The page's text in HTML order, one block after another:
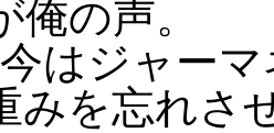
俺の声。
はジャー
みを忘れさ